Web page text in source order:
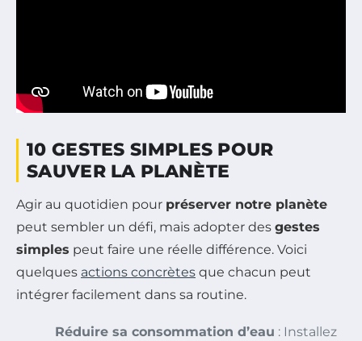
10 GESTES SIMPLES POUR
SAUVER LA PLANÈTE
Agir au quotidien pour préserver notre planète
peut sembler un défi, mais adopter des gestes
simples peut faire une réelle différence. Voici
quelques actions concrètes que chacun peut
intégrer facilement dans sa routine.
Réduire sa consommation d’eau : Installez